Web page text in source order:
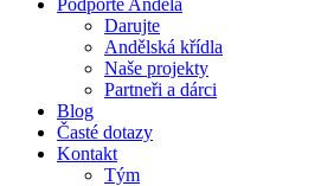
Podpořte Anděla
Darujte
Andělská křídla
Naše projekty
Partneři a dárci
Blog
Časté dotazy
Kontakt
Tým